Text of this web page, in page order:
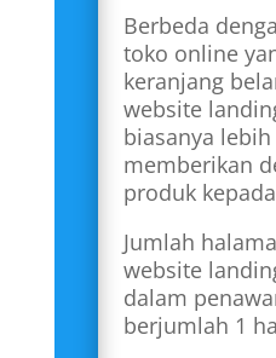
Berbeda
toko online
keranjang
website
biasanya
memberikan
produk
Jumlah
website
dalam
berjumlah 1